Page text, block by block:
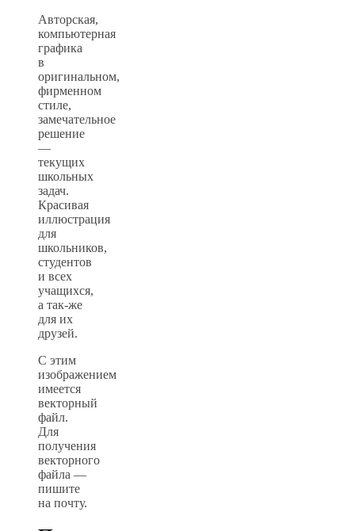
Авторская,
компьютерная
графика
в
оригинальном,
фирменном
стиле,
замечательное
решение
—
текущих
школьных
задач.
Красивая
иллюстрация
для
школьников,
студентов
и всех
учащихся,
а так-же
для их
друзей.
С этим
изображением
имеется
векторный
файл.
Для
получения
векторного
файла —
пишите
на почту.